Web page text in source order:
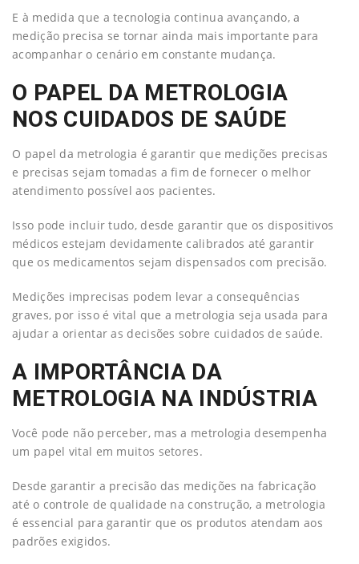
E à medida que a tecnologia continua avançando, a
medição precisa se tornar ainda mais importante para
acompanhar o cenário em constante mudança.
O PAPEL DA METROLOGIA
NOS CUIDADOS DE SAÚDE
O papel da metrologia é garantir que medições precisas
e precisas sejam tomadas a fim de fornecer o melhor
atendimento possível aos pacientes.
Isso pode incluir tudo, desde garantir que os dispositivos
médicos estejam devidamente calibrados até garantir
que os medicamentos sejam dispensados com precisão.
Medições imprecisas podem levar a consequências
graves, por isso é vital que a metrologia seja usada para
ajudar a orientar as decisões sobre cuidados de saúde.
A IMPORTÂNCIA DA
METROLOGIA NA INDÚSTRIA
Você pode não perceber, mas a metrologia desempenha
um papel vital em muitos setores.
Desde garantir a precisão das medições na fabricação
até o controle de qualidade na construção, a metrologia
é essencial para garantir que os produtos atendam aos
padrões exigidos.